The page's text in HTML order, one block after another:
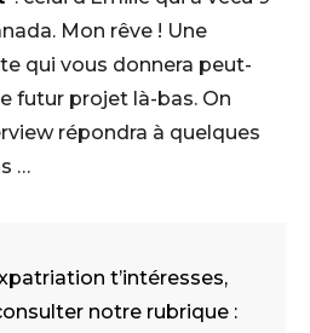
Mon rêve ! Une
qui vous donnera peut-
futur projet là-bas. On
répondra à quelques
…
t’intéresses,
notre rubrique :